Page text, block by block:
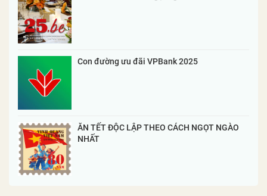
Con đường ưu đãi VPBank 2025
ĂN TẾT ĐỘC LẬP THEO CÁCH NGỌT NGÀO
NHẤT